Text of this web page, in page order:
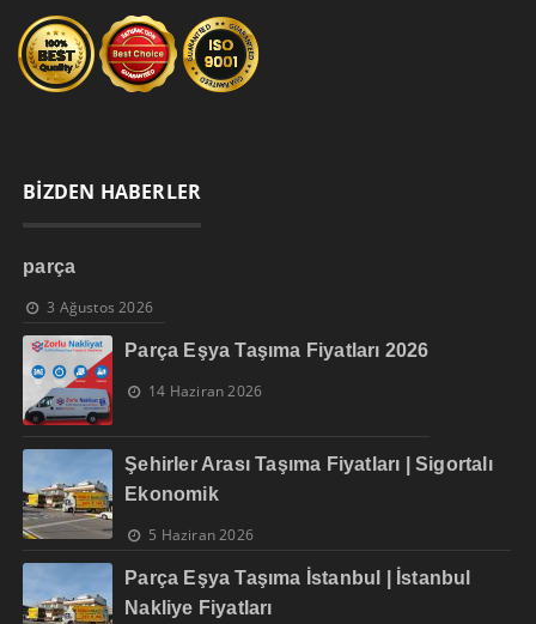
BİZDEN HABERLER
parça
3 Ağustos 2026
Parça Eşya Taşıma Fiyatları 2026
14 Haziran 2026
Şehirler Arası Taşıma Fiyatları | Sigortalı
Ekonomik
5 Haziran 2026
Parça Eşya Taşıma İstanbul | İstanbul
Nakliye Fiyatları